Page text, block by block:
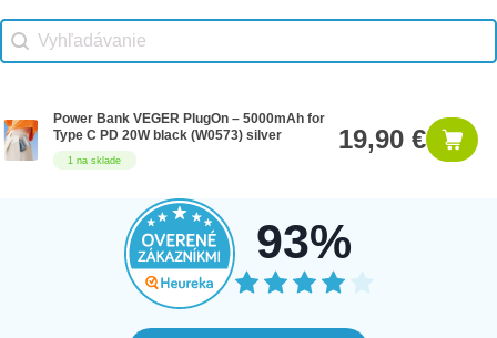
Vhodné príslušenstvo search
Search content
1 na sklade
Power Bank VEGER PlugOn – 5000mAh for
Type C PD 20W black (W0573) silver
19,90 €
93%